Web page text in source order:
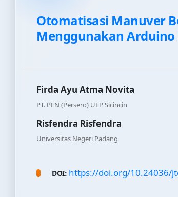
Otomatisasi Manuver
Menggunakan Arduino
Firda Ayu Atma Novita
PT. PLN (Persero) ULP Sicincin
Risfendra Risfendra
Universitas Negeri Padang
DOI: https://doi.org/10.24036/